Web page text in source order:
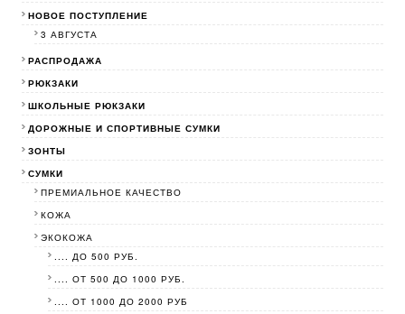
НОВОЕ ПОСТУПЛЕНИЕ
3 АВГУСТА
РАСПРОДАЖА
РЮКЗАКИ
ШКОЛЬНЫЕ РЮКЗАКИ
ДОРОЖНЫЕ И СПОРТИВНЫЕ СУМКИ
ЗОНТЫ
СУМКИ
ПРЕМИАЛЬНОЕ КАЧЕСТВО
КОЖА
ЭКОКОЖА
.... ДО 500 РУБ.
.... ОТ 500 ДО 1000 РУБ.
.... ОТ 1000 ДО 2000 РУБ